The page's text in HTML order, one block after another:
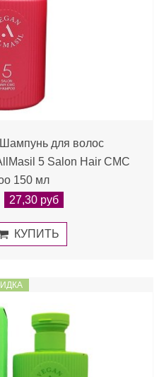
для волос
5 Salon Hair CMC
150 мл
27,30 руб